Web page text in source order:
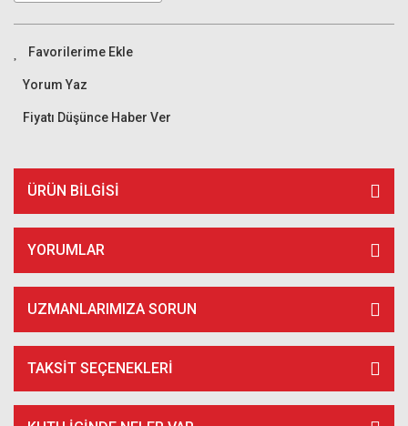
Yorum Yaz
Fiyatı Düşünce Haber Ver
ÜRÜN BILGISI
YORUMLAR
UZMANLARIMIZA SORUN
TAKSIT SEÇENEKLERI